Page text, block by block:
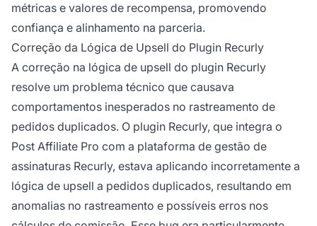
métricas e valores de recompensa, promovendo
confiança e alinhamento na parceria.
Correção da Lógica de Upsell do Plugin Recurly
A correção na lógica de upsell do plugin Recurly
resolve um problema técnico que causava
comportamentos inesperados no rastreamento de
pedidos duplicados. O plugin Recurly, que integra o
Post Affiliate Pro com a plataforma de gestão de
assinaturas Recurly, estava aplicando incorretamente a
lógica de upsell a pedidos duplicados, resultando em
anomalias no rastreamento e possíveis erros nos